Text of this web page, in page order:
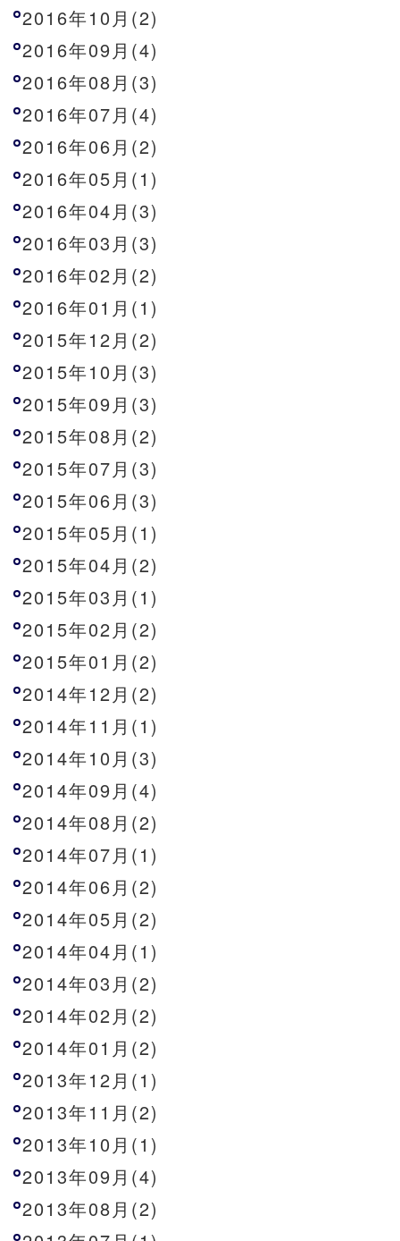
2016年10月(2)
2016年09月(4)
2016年08月(3)
2016年07月(4)
2016年06月(2)
2016年05月(1)
2016年04月(3)
2016年03月(3)
2016年02月(2)
2016年01月(1)
2015年12月(2)
2015年10月(3)
2015年09月(3)
2015年08月(2)
2015年07月(3)
2015年06月(3)
2015年05月(1)
2015年04月(2)
2015年03月(1)
2015年02月(2)
2015年01月(2)
2014年12月(2)
2014年11月(1)
2014年10月(3)
2014年09月(4)
2014年08月(2)
2014年07月(1)
2014年06月(2)
2014年05月(2)
2014年04月(1)
2014年03月(2)
2014年02月(2)
2014年01月(2)
2013年12月(1)
2013年11月(2)
2013年10月(1)
2013年09月(4)
2013年08月(2)